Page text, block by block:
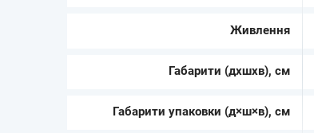
Живлення
Габарити (дхшхв), см
Габарити упаковки (д×ш×в), см